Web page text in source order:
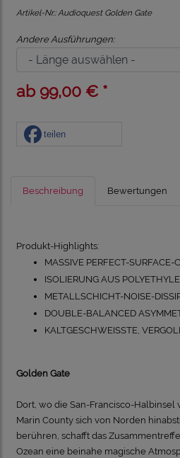
Artikel-Nr.:Audioquest Golden Gate
Andere Ausführungen:
ab 99,00 € *
teilen
Beschreibung Bewertungen
Produkt-Highlights:
MASSIVE PERFECT-SURFACE-
ISOLIERUNG AUS
METALLSCHICHT-NOISE-
DOUBLE-BALANCED
KALTGESCHWEISSTE,
Golden Gate
Dort, wo die San-Francisco-Halbinsel
Marin County sich von Norden
berühren, schafft das
Ozean eine beinahe magische